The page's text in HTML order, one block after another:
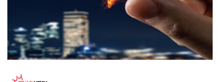
0.21个百分点。服务中，暑期出行需求增加，旅行社收费、宾
馆住宿、飞机票、交通工具租赁价格分别上涨7.2%、6.5%、
4.2%和3.6%，合计影响CPI环比上涨约0.10个百分点；部分地
区政策性调价持续推进，医疗服务价格上涨1.1%，影响CPI环
比上涨约0.07个百分点。 从同比看，全国CPI上涨0.5%，保持
油价格涨幅回落影响。汽油价格上涨1.0%，涨幅比上月回落